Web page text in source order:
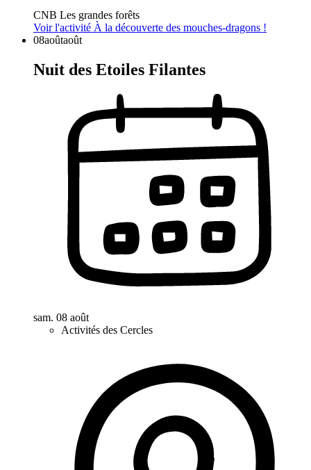
CNB Les grandes forêts
Voir l'activité À la découverte des mouches-dragons !
08aoûtaoût
Nuit des Etoiles Filantes
sam. 08 août
Activités des Cercles